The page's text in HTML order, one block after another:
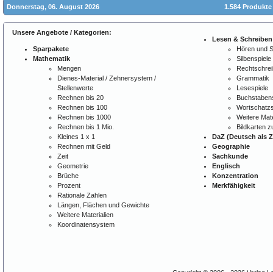
Donnerstag, 06. August 2026 1.584
Unsere Angebote / Kategorien:
Sparpakete
Mathematik
Mengen
Dienes-Material / Zehnersystem /
Stellenwerte
Rechnen bis 20
Rechnen bis 100
Rechnen bis 1000
Rechnen bis 1 Mio.
Kleines 1 x 1
Rechnen mit Geld
Zeit
Geometrie
Brüche
Prozent
Rationale Zahlen
Längen, Flächen und Gewichte
Weitere Materialien
Koordinatensystem
Lesen & Schreiben
Hören und
Silbenspiele
Grammatik
Lesespiele
Weitere
Bildkarten
DaZ (Deutsch als
Geographie
Sachkunde
Englisch
Konzentration
Merkfähigkeit